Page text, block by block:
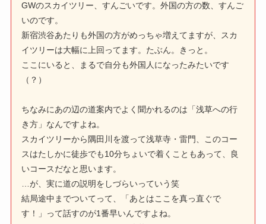
GWのスカイツリー、すんごいです。外国の方の数、すんご
いのです。
新宿渋谷あたりも外国の方がめっちゃ増えてますが、スカ
イツリーは大幅に上回ってます。たぶん。きっと。
ここにいると、まるで自分も外国人になったみたいです
（？）
ちなみにあの辺の道案内でよく聞かれるのは「浅草への行
き方」なんですよね。
スカイツリーから隅田川を渡って浅草寺・雷門、このコー
スはたしかに徒歩でも10分ちょいで着くこともあって、良
いコースだなと思います。
…が、実に道の説明をしづらいっていう笑
結局途中までついてって、「あとはここを真っ直ぐで
す！」って話すのが1番早いんですよね。